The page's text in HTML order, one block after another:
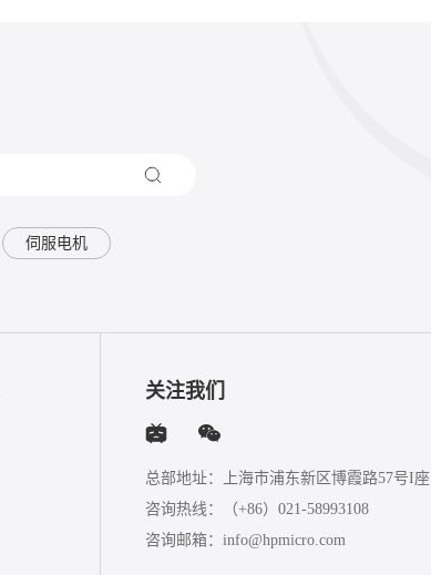
伺服电机
关注我们
总部地址：上海市浦东新区博霞路57号I座
咨询热线：
（+86）021-58993108
咨询邮箱：info@hpmicro.com